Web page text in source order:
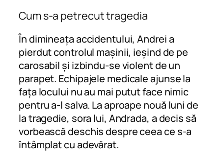
Cum s-a petrecut tragedia
În dimineața accidentului, Andrei a
pierdut controlul mașinii, ieșind de pe
carosabil și izbindu-se violent de un
parapet. Echipajele medicale ajunse la
fața locului nu au mai putut face nimic
pentru a-l salva. La aproape nouă luni de
la tragedie, sora lui, Andrada, a decis să
vorbească deschis despre ceea ce s-a
întâmplat cu adevărat.